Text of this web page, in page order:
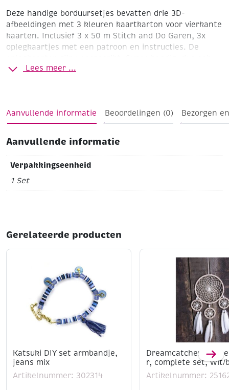
Deze handige borduursetjes bevatten drie 3D-
afbeeldingen met 3 kleuren kaartkarton voor vierkante
kaarten. Inclusief 3 x 50 m Stitch and Do Garen, 3x
oplegkaartjes met een patroon en instructies. De
leuk om mee te nemen, of cadeau te doen als
Lees meer ...
Aanvullende informatie Beoordelingen (0) Bezorgen
Aanvullende informatie
Verpakkingseenheid
1 Set
Gerelateerde producten
Katsuki DIY set armbandje,
jeans mix
Artikelnummer: 302314
Dreamcatcher/
r, complete set, wit/
Artikelnummer: